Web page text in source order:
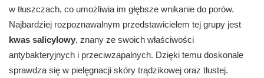
w tłuszczach, co umożliwia im głębsze wnikanie do porów.
Najbardziej rozpoznawalnym przedstawicielem tej grupy jest
kwas salicylowy, znany ze swoich właściwości
antybakteryjnych i przeciwzapalnych. Dzięki temu doskonale
sprawdza się w pielęgnacji skóry trądzikowej oraz tłustej.